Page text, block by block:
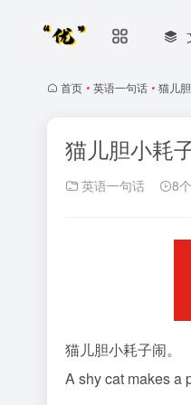
首页 • 英语一句话 • 猫儿
猫儿胆小耗
英语一句话 8
猫儿胆小耗子闹。
A shy cat makes a